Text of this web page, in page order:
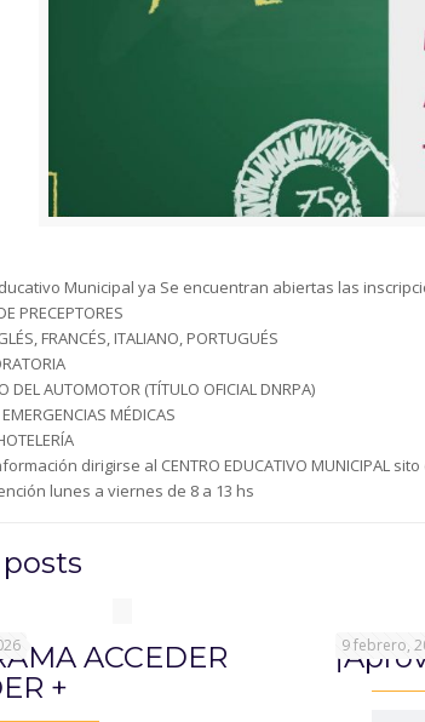
Municipal ya Se encuentran abiertas las
PRECEPTORES
FRANCÉS, ITALIANO, PORTUGUÉS
DEL AUTOMOTOR (TÍTULO OFICIAL DNRPA)
MÉDICAS
dirigirse al CENTRO EDUCATIVO MUNICIPAL
lunes a viernes de 8 a 13 hs
ACCEDER
+
9 febrero,